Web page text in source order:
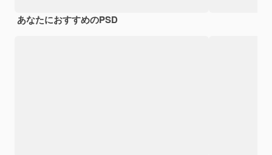
あなたにおすすめのPSD